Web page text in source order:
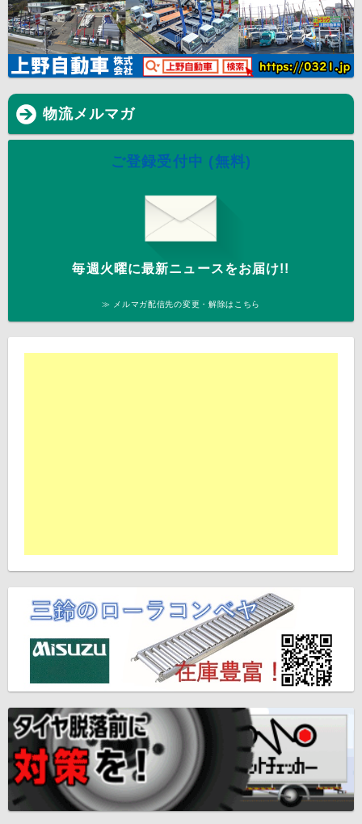
物流メルマガ
ご登録受付中 (無料)
毎週火曜に最新ニュースをお届け!!
≫ メルマガ配信先の変更・解除はこちら